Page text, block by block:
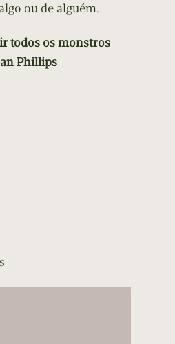
ou de alguém.
todos os monstros
Phillips